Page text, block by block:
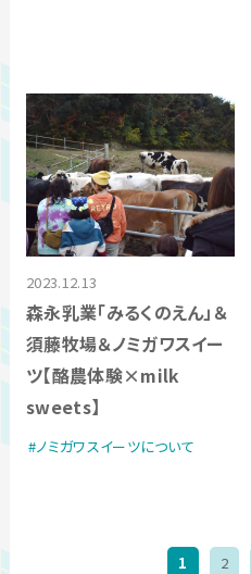
2023.12.13
森永乳業「みるくのえん」＆
須藤牧場＆ノミガワスイー
ツ【酪農体験×milk
sweets】
ノミガワスイーツについて
1 2